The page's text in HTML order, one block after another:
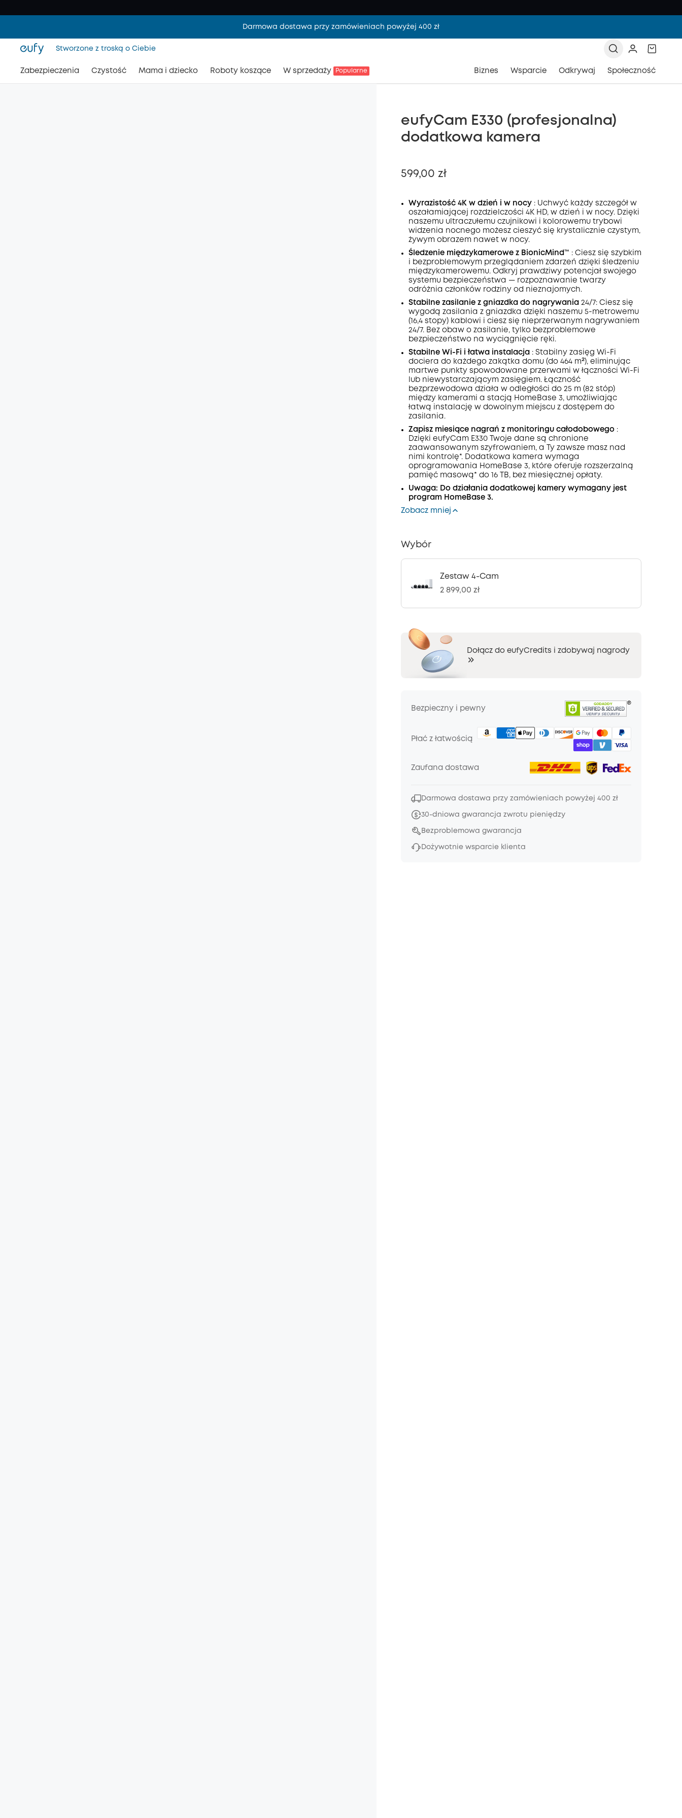
Darmowa dostawa przy zamówieniach powyżej 400 zł
Stworzone z troską o Ciebie
Zabezpieczenia Czystość Mama i dziecko Roboty koszące W sprzedaży Popularne Biznes Wsparcie Odkrywaj Społeczność
eufyCam E330 (profesjonalna)
dodatkowa kamera
599,00 zł
Wyłączony
Kod:
KOPIA
Wyrazistość 4K w dzień i w nocy: Uchwyć każdy szczegół w
oszałamiającej rozdzielczości 4K HD, w dzień i w nocy. Dzięki
naszemu ultraczułemu czujnikowi i kolorowemu trybowi
widzenia nocnego możesz cieszyć się krystalicznie czystym,
żywym obrazem nawet w nocy.
Śledzenie międzykamerowe z BionicMind™️ : Ciesz się szybkim
i bezproblemowym przeglądaniem zdarzeń dzięki śledzeniu
międzykamerowemu. Odkryj prawdziwy potencjał swojego
systemu bezpieczeństwa — rozpoznawanie twarzy
odróżnia członków rodziny od nieznajomych.
Stabilne zasilanie z gniazdka do nagrywania 24/7: Ciesz się
wygodą zasilania z gniazdka dzięki naszemu 5-metrowemu
(16,4 stopy) kablowi i ciesz się nieprzerwanym nagrywaniem
24/7. Bez obaw o zasilanie, tylko bezproblemowe
bezpieczeństwo na wyciągnięcie ręki.
Stabilne Wi-Fi i łatwa instalacja : Stabilny zasięg Wi-Fi
dociera do każdego zakątka domu (do 464 m²), eliminując
martwe punkty spowodowane przerwami w łączności Wi-Fi
lub niewystarczającym zasięgiem. Łączność
bezprzewodowa działa w odległości do 25 m (82 stóp)
między kamerami a stacją HomeBase 3, umożliwiając
łatwą instalację w dowolnym miejscu z dostępem do
zasilania.
Zapisz miesiące nagrań z monitoringu całodobowego :
Dzięki eufyCam E330 Twoje dane są chronione
zaawansowanym szyfrowaniem, a Ty zawsze masz nad
nimi kontrolę*. Dodatkowa kamera wymaga
oprogramowania HomeBase 3, które oferuje rozszerzalną
pamięć masową* do 16 TB, bez miesięcznej opłaty.
Uwaga: Do działania dodatkowej kamery wymagany jest
program HomeBase 3.
Zobacz mniej
Wybór
Zestaw 4-Cam
2 899,00 zł
Dołącz do eufyCredits i zdobywaj nagrody
Bezpieczny i pewny
Płać z łatwością
Zaufana dostawa
Darmowa dostawa przy zamówieniach powyżej 400 zł
30-dniowa gwarancja zwrotu pieniędzy
Bezproblemowa gwarancja
Dożywotnie wsparcie klienta